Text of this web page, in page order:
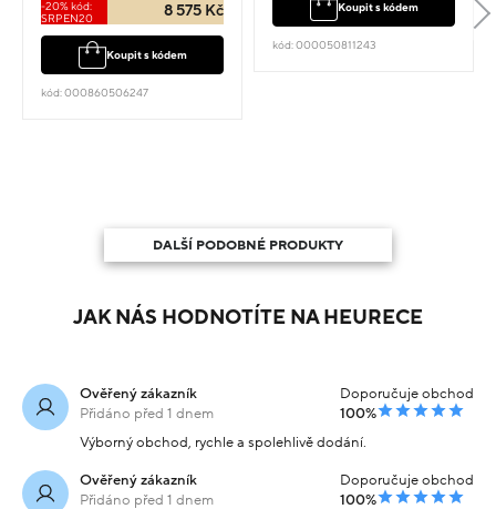
-20% kód:
SRPEN20
8 575 Kč
Koupit s kódem
kód: 000860506247
Koupit s kódem
kód: 000050811243
DALŠÍ PODOBNÉ PRODUKTY
JAK NÁS HODNOTÍTE NA HEURECE
Ověřený zákazník
Přidáno před 1 dnem
Doporučuje obchod
100%
Výborný obchod, rychle a spolehlivě dodání.
Ověřený zákazník
Přidáno před 1 dnem
Doporučuje obchod
100%